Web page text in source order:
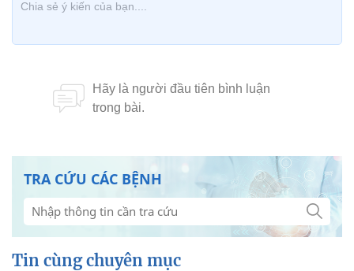
TRA CỨU CÁC BỆNH
Tin cùng chuyên mục